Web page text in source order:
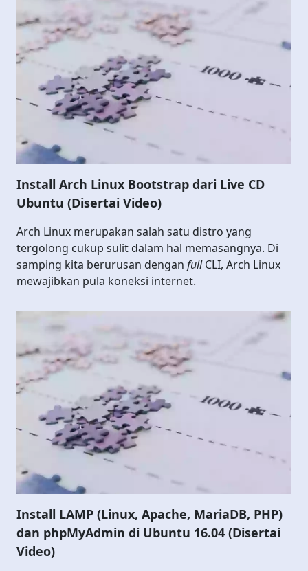
Install Arch Linux Bootstrap dari Live CD
Ubuntu (Disertai Video)
Arch Linux merupakan salah satu distro yang
tergolong cukup sulit dalam hal memasangnya. Di
samping kita berurusan dengan fullCLI, Arch Linux
mewajibkan pula koneksi internet.
Install LAMP (Linux, Apache, MariaDB, PHP)
dan phpMyAdmin di Ubuntu 16.04 (Disertai
Video)